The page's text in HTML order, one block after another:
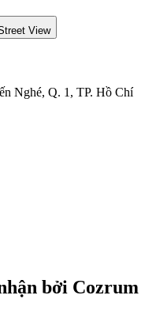
View
Nghé, Q. 1, TP. Hồ Chí
bởi Cozrum